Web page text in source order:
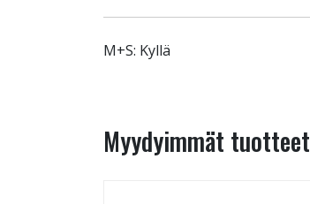
M+S: Kyllä
Myydyimmät tuotteet